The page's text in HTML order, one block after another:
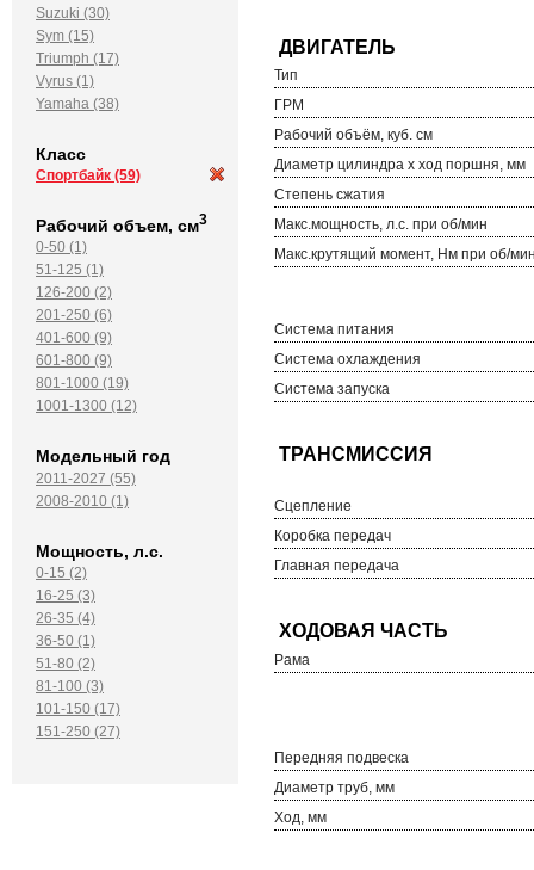
Suzuki (30)
Sym (15)
Triumph (17)
Vyrus (1)
Yamaha (38)
Класс
Спортбайк (59)
Рабочий объем, см3
0-50 (1)
51-125 (1)
126-200 (2)
201-250 (6)
401-600 (9)
601-800 (9)
801-1000 (19)
1001-1300 (12)
Модельный год
2011-2027 (55)
2008-2010 (1)
Мощность, л.с.
0-15 (2)
16-25 (3)
26-35 (4)
36-50 (1)
51-80 (2)
81-100 (3)
101-150 (17)
151-250 (27)
Тип
ГРМ
Рабочий объём, куб. см
Диаметр цилиндра х ход поршня, мм
Степень сжатия
Макс.мощность, л.с. при об/мин
Макс.крутящий момент, Нм при об/
Система питания
Система охлаждения
Система запуска
Сцепление
Коробка передач
Главная передача
Рама
Передняя подвеска
Диаметр труб, мм
Ход, мм